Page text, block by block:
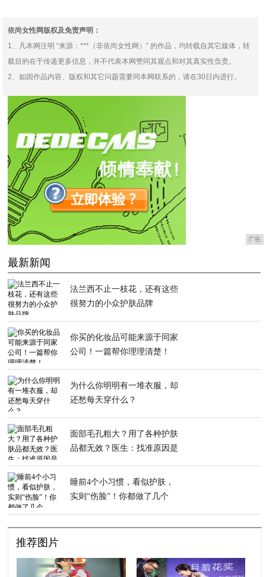
依尚女性网版权及免责声明：
1、凡本网注明 “来源：***（非依尚女性网）” 的作品，均转载自其它媒体，转
载目的在于传递更多信息，并不代表本网赞同其观点和对其真实性负责。
2、如因作品内容、版权和其它问题需要同本网联系的，请在30日内进行。
广告
最新新闻
法兰西不止一枝花，还有这些
很努力的小众护肤品牌
你买的化妆品可能来源于同家
公司！一篇帮你理理清楚！
为什么你明明有一堆衣服，却
还愁每天穿什么？
面部毛孔粗大？用了各种护肤
品都无效？医生：找准原因是
睡前4个小习惯，看似护肤，
实则“伤脸”！你都做了几个
推荐图片